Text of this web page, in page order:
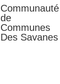
Communauté
de
Communes
Des Savanes